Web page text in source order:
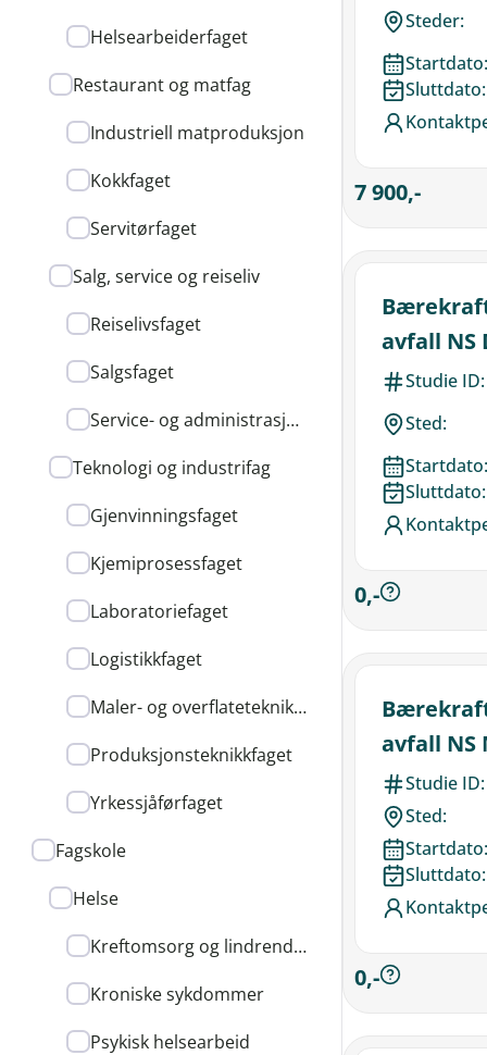
Helsearbeiderfaget
Restaurant og matfag
Industriell matproduksjon
Kokkfaget
Servitørfaget
Salg, service og reiseliv
Reiselivsfaget
Salgsfaget
Service- og administrasjonsfaget
Teknologi og industrifag
Gjenvinningsfaget
Kjemiprosessfaget
Laboratoriefaget
Logistikkfaget
Maler- og overflateteknikkfaget
Produksjonsteknikkfaget
Yrkessjåførfaget
Fagskole
Helse
Kreftomsorg og lindrende pleie
Kroniske sykdommer
Psykisk helsearbeid
Steder:
Startdato:
Sluttdato:
7 900,-
avfall NS
Studie ID:
Sted:
Startdato:
Sluttdato:
0,-
avfall NS
Studie ID:
Sted:
Startdato:
Sluttdato:
0,-